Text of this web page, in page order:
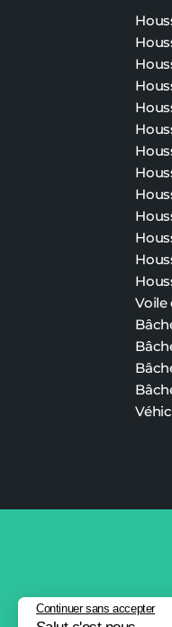
Voile
Continuer sans accepter